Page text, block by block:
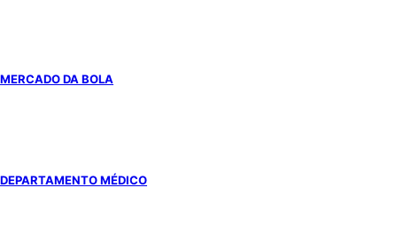
MERCADO DA BOLA
DEPARTAMENTO MÉDICO